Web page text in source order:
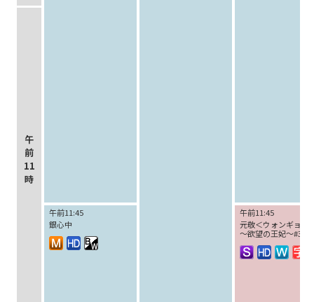
午
前
11
時
午前11:45
銀心中
午前11:45
元敬＜ウォンギョン
～欲望の王妃～#3